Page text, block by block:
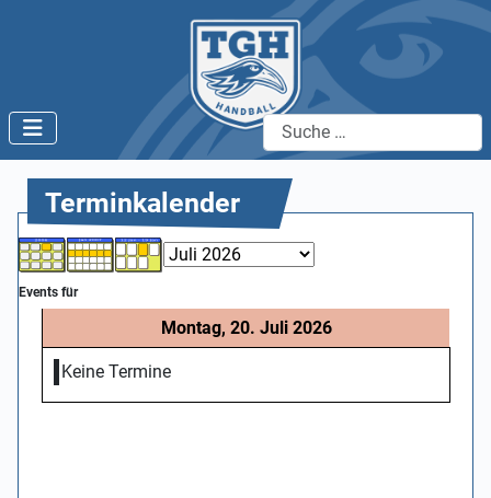
Suchen
Terminkalender
Events für
Montag, 20. Juli 2026
Keine Termine